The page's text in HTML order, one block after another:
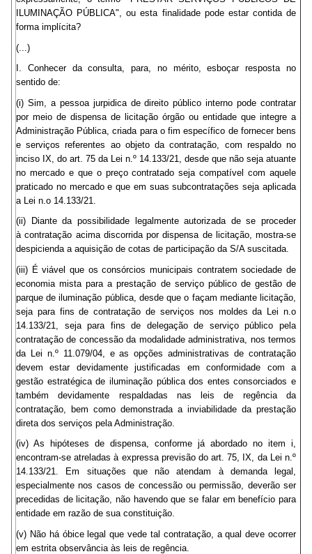
ILUMINAÇÃO PÚBLICA", ou esta finalidade pode estar contida de
forma implícita?
(...)
I. Conhecer da consulta, para, no mérito, esboçar resposta no
sentido de:
(i) Sim, a pessoa jurpidica de direito público interno pode contratar
por meio de dispensa de licitação órgão ou entidade que integre a
Administração Pública, criada para o fim específico de fornecer bens
e serviços referentes ao objeto da contratação, com respaldo no
inciso IX, do art. 75 da Lei n.º 14.133/21, desde que não seja atuante
no mercado e que o preço contratado seja compatível com aquele
praticado no mercado e que em suas subcontratações seja aplicada
a Lei n.o 14.133/21.
(ii) Diante da possibilidade legalmente autorizada de se proceder
à contratação acima discorrida por dispensa de licitação, mostra-se
despicienda a aquisição de cotas de participação da S/A suscitada.
(iii) É viável que os consórcios municipais contratem sociedade de
economia mista para a prestação de serviço público de gestão de
parque de iluminação pública, desde que o façam mediante licitação,
seja para fins de contratação de serviços nos moldes da Lei n.o
14.133/21, seja para fins de delegação de serviço público pela
contratação de concessão da modalidade administrativa, nos termos
da Lei n.º 11.079/04, e as opções administrativas de contratação
devem estar devidamente justificadas em conformidade com a
gestão estratégica de iluminação pública dos entes consorciados e
também devidamente respaldadas nas leis de regência da
contratação, bem como demonstrada a inviabilidade da prestação
direta dos serviços pela Administração.
(iv) As hipóteses de dispensa, conforme já abordado no item i,
encontram-se atreladas à expressa previsão do art. 75, IX, da Lei n.º
14.133/21. Em situações que não atendam à demanda legal,
especialmente nos casos de concessão ou permissão, deverão ser
precedidas de licitação, não havendo que se falar em benefício para
entidade em razão de sua constituição.
(v) Não há óbice legal que vede tal contratação, a qual deve ocorrer
em estrita observância às leis de regência.